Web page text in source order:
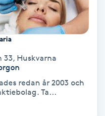
33, Huskvarna
redan år 2003 och
Ta...